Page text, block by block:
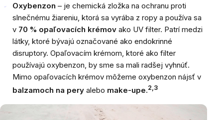
Oxybenzon – je chemická zložka na ochranu proti
slnečnému žiareniu, ktorá sa vyrába z ropy a používa sa
v 70 % opaľovacích krémov ako UV filter. Patrí medzi
látky, ktoré bývajú označované ako endokrinné
disruptory. Opaľovacím krémom, ktoré ako filter
používajú oxybenzon, by sme sa mali radšej vyhnúť.
Mimo opaľovacích krémov môžeme oxybenzon nájsť v
balzamoch na pery alebo make-upe.2,3